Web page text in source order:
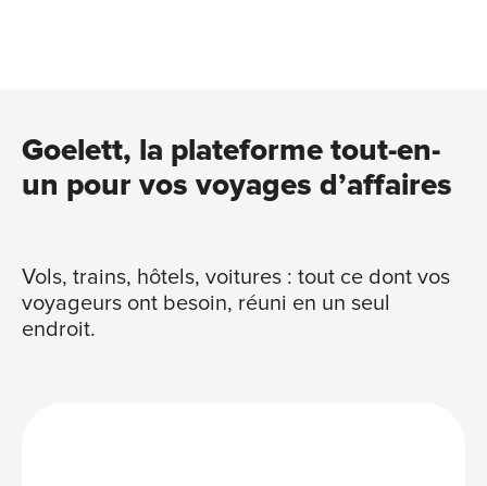
Goelett, la plateforme tout-en-
un pour vos voyages d’affaires
Vols, trains, hôtels, voitures : tout ce dont vos
voyageurs ont besoin, réuni en un seul
endroit.